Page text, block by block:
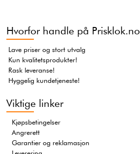
Hvorfor handle på Prisklok.no
Lave priser og stort utvalg
Kun kvalitetsprodukter!
Rask leveranse!
Hyggelig kundetjeneste!
Viktige linker
Kjøpsbetingelser
Angrerett
Garantier og reklamasjon